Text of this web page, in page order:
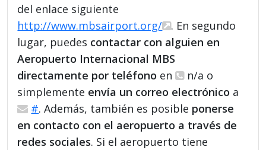
del enlace siguiente
http://www.mbsairport.org/
. En segundo
lugar, puedes contactar con alguien en
Aeropuerto Internacional MBS
directamente por teléfono en
n/a o
simplemente envía un correo electrónico a
#. Además, también es posible ponerse
en contacto con el aeropuerto a través de
redes sociales. Si el aeropuerto tiene